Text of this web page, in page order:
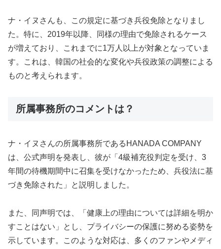
ナ・イヌさんも、この規定に基づき兵役免除となりまし
た。特に、2019年以降、同様の理由で免除されるケース
が増えており、これまでに1万人以上が対象となっていま
す。これは、韓国の社会的な変化や兵役政策の調整による
ものと考えられます。
所属事務所のコメントは？
ナ・イヌさんの所属事務所であるHANADA COMPANY
は、公式声明を発表し、彼が「4級補充役判定を受け、3
年間の待機期間中に召集を受けなかったため、兵役法に基
づき免除された」と説明しました。
また、同声明では、「健康上の理由については詳細を明か
すことはない」とし、プライバシーの保護に努める姿勢を
示しています。このような対応は、多くのファンやメディ